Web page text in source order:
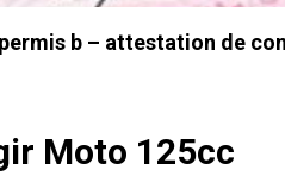
b – attestation de
Moto 125cc